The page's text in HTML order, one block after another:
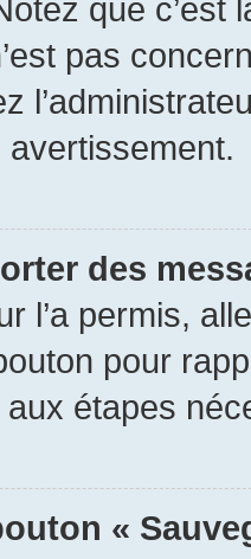
que c’est
pas
des
l’a permis,
pour
étapes
«